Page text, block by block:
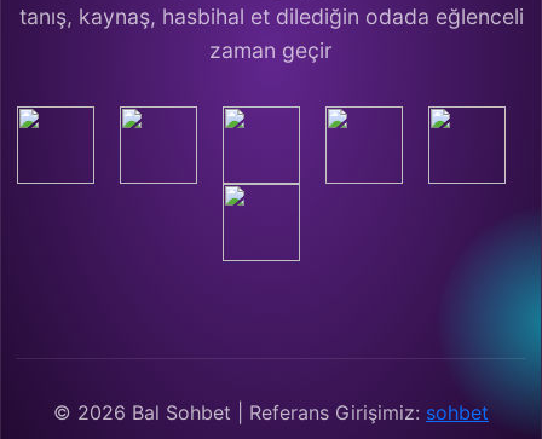
tanış, kaynaş, hasbihal et dilediğin odada eğlenceli
zaman geçir
© 2026 Bal Sohbet | Referans Girişimiz: sohbet